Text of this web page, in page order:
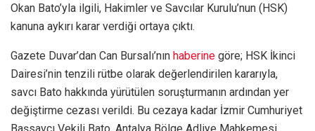
Okan Bato’yla ilgili, Hakimler ve Savcılar Kurulu’nun (HSK)
kanuna aykırı karar verdiği ortaya çıktı.
Gazete Duvar’dan Can Bursalı’nın haberine göre; HSK İkinci
Dairesi’nin tenzili rütbe olarak değerlendirilen kararıyla,
savcı Bato hakkında yürütülen soruşturmanın ardından yer
değiştirme cezası verildi. Bu cezaya kadar İzmir Cumhuriyet
Başsavcı Vekili Bato, Antalya Bölge Adliye Mahkemesi